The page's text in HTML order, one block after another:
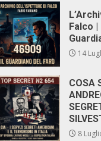
Falco |
14
COSA
8